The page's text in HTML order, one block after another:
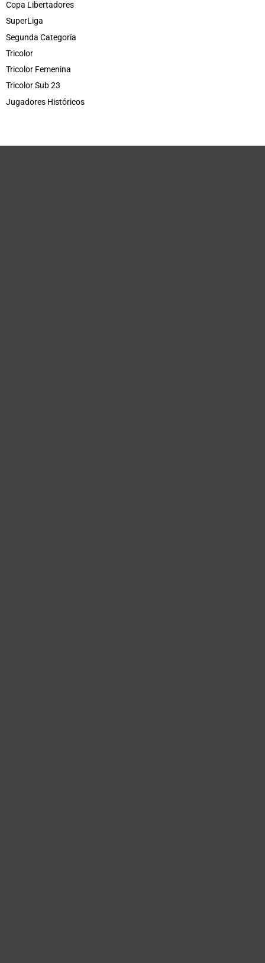
Copa Libertadores
SuperLiga
Segunda Categoría
Tricolor
Tricolor Femenina
Tricolor Sub 23
Jugadores Históricos